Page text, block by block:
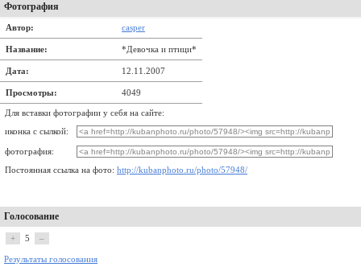
Фотография
Автор: casper
Название: *Девочка и птици*
Дата: 12.11.2007
Просмотры: 4049
Для вставки фотографии у себя на сайте:
иконка с сылкой:
фотография:
Постоянная ссылка на фото: http://kubanphoto.ru/photo/57948/
Голосование
+ 5 –
Результаты голосования